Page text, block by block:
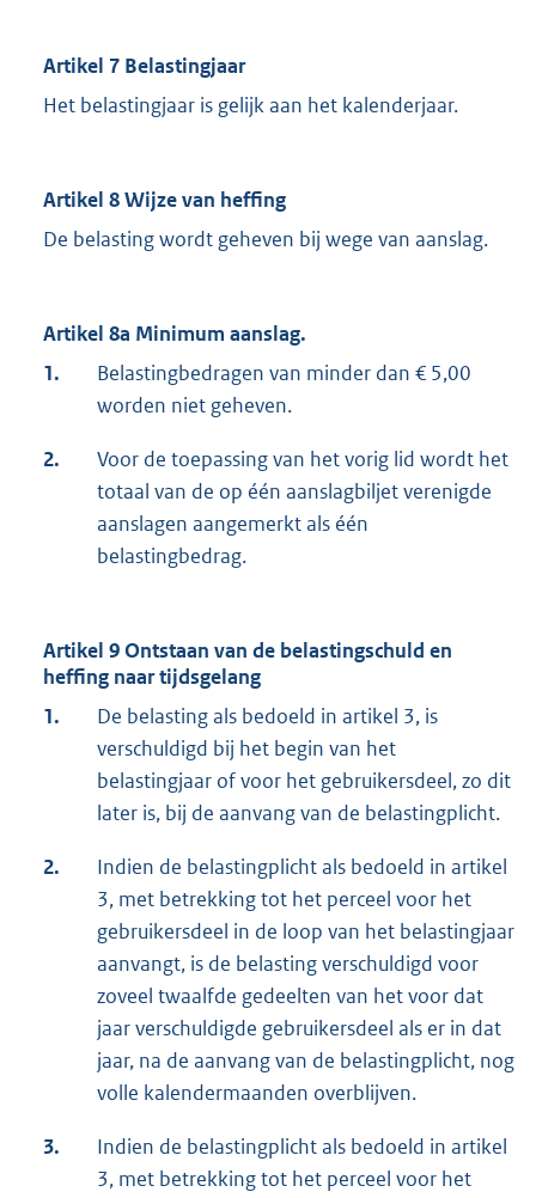
Artikel 7 Belastingjaar
Het belastingjaar is gelijk aan het kalenderjaar.
Artikel 8 Wijze van heffing
De belasting wordt geheven bij wege van aanslag.
Artikel 8a Minimum aanslag.
1.
Belastingbedragen van minder dan € 5,00
worden niet geheven.
2.
Voor de toepassing van het vorig lid wordt het
totaal van de op één aanslagbiljet verenigde
aanslagen aangemerkt als één
belastingbedrag.
Artikel 9 Ontstaan van de belastingschuld en
heffing naar tijdsgelang
1.
De belasting als bedoeld in artikel 3, is
verschuldigd bij het begin van het
belastingjaar of voor het gebruikersdeel, zo dit
later is, bij de aanvang van de belastingplicht.
2.
Indien de belastingplicht als bedoeld in artikel
3, met betrekking tot het perceel voor het
gebruikersdeel in de loop van het belastingjaar
aanvangt, is de belasting verschuldigd voor
zoveel twaalfde gedeelten van het voor dat
jaar verschuldigde gebruikersdeel als er in dat
jaar, na de aanvang van de belastingplicht, nog
volle kalendermaanden overblijven.
3.
Indien de belastingplicht als bedoeld in artikel
3, met betrekking tot het perceel voor het